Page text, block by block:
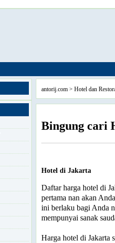
antorij.com >Hotel dan
Bingung cari
Hotel di Jakarta
Daftar harga hotel di
pertama nan akan
ini berlaku bagi Anda
mempunyai sanak
Harga hotel di Jakarta